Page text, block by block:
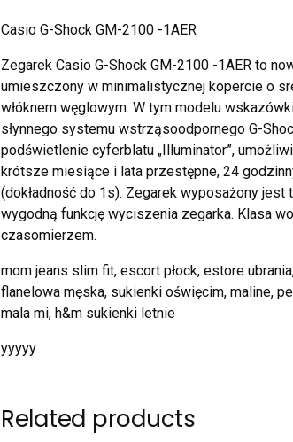
Casio G-Shock GM-2100 -1AER
Zegarek Casio G-Shock GM-2100 -1AER to
umieszczony w minimalistycznej kopercie o
włóknem węglowym. W tym modelu
słynnego systemu wstrząsoodpornego G-
podświetlenie cyferblatu „Illuminator”,
krótsze miesiące i lata przestępne, 24
(dokładność do 1s). Zegarek wyposażony
wygodną funkcję wyciszenia zegarka. Klasa
czasomierzem.
mom jeans slim fit, escort płock, estore
flanelowa męska, sukienki oświęcim, maline,
mala mi, h&m sukienki letnie
yyyyy
Related products